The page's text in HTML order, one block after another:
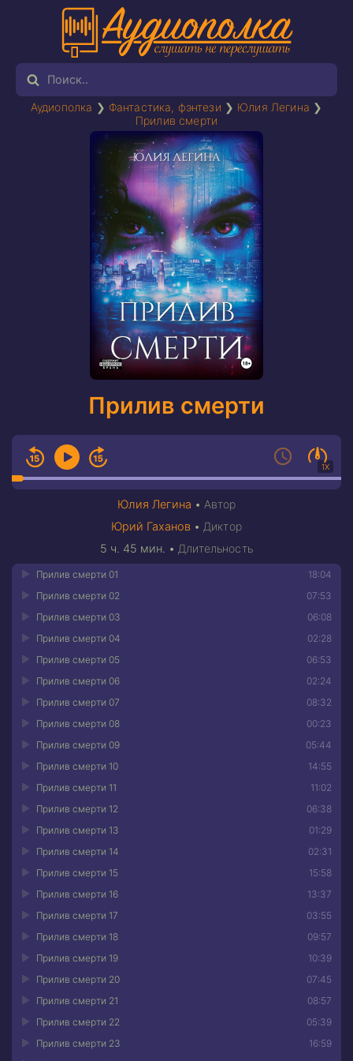
Аудиополка ❯ Фантастика, фэнтези ❯ Юлия Легина ❯
Прилив смерти
Прилив смерти
1X
Юлия Легина • Автор
Юрий Гаханов •Диктор
5 ч. 45 мин. •Длительность
18:04
Прилив смерти 01
07:53
Прилив смерти 02
06:08
Прилив смерти 03
02:28
Прилив смерти 04
06:53
Прилив смерти 05
02:24
Прилив смерти 06
08:32
Прилив смерти 07
00:23
Прилив смерти 08
05:44
Прилив смерти 09
14:55
Прилив смерти 10
11:02
Прилив смерти 11
06:38
Прилив смерти 12
01:29
Прилив смерти 13
02:31
Прилив смерти 14
15:58
Прилив смерти 15
13:37
Прилив смерти 16
03:55
Прилив смерти 17
09:57
Прилив смерти 18
10:39
Прилив смерти 19
07:45
Прилив смерти 20
08:57
Прилив смерти 21
05:39
Прилив смерти 22
16:59
Прилив смерти 23